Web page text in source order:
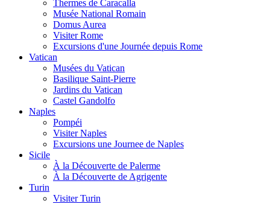
Thermes de Caracalla
Musée National Romain
Domus Aurea
Visiter Rome
Excursions d'une Journée depuis Rome
Vatican
Musées du Vatican
Basilique Saint-Pierre
Jardins du Vatican
Castel Gandolfo
Naples
Pompéi
Visiter Naples
Excursions une Journee de Naples
Sicile
À la Découverte de Palerme
À la Découverte de Agrigente
Turin
Visiter Turin